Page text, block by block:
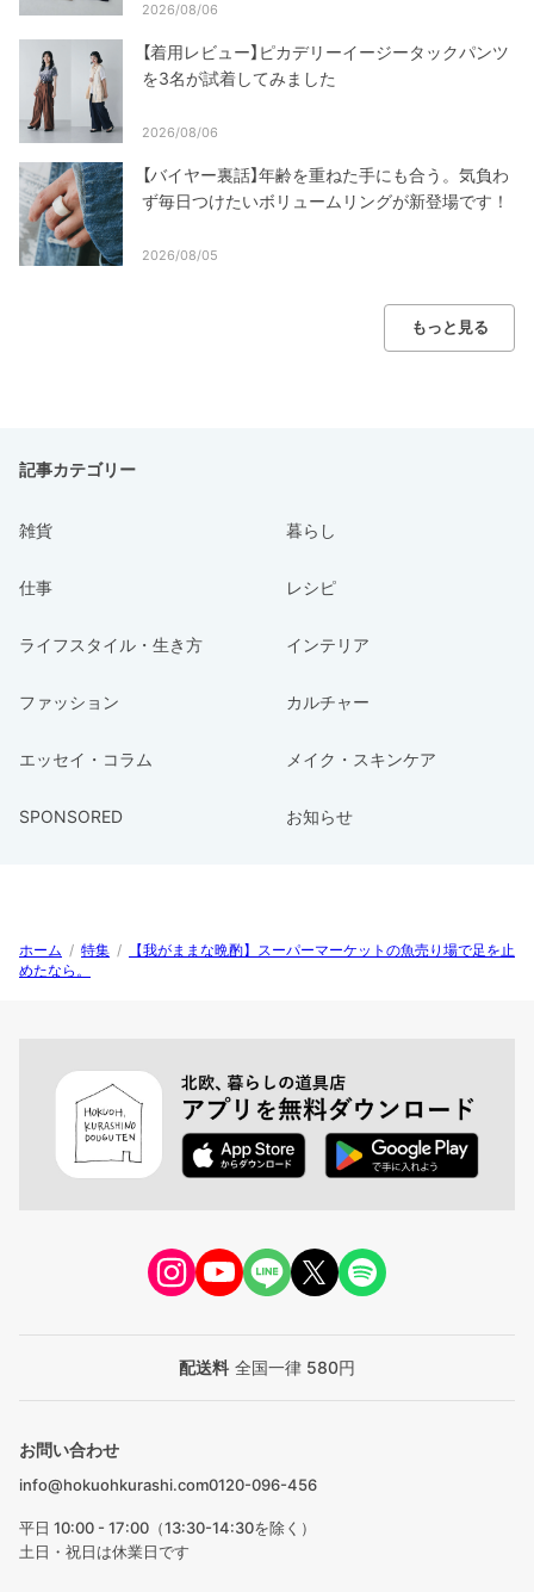
2026/08/06
【着用レビュー】ピカデリーイージータックパンツ
を3名が試着してみました
2026/08/06
【バイヤー裏話】年齢を重ねた手にも合う。気負わ
ず毎日つけたいボリュームリングが新登場です！
2026/08/05
もっと見る
記事カテゴリー
雑貨 暮らし
仕事 レシピ
ライフスタイル・生き方 インテリア
ファッション カルチャー
エッセイ・コラム メイク・スキンケア
SPONSORED お知らせ
ホーム / 特集 /
【我がままな晩酌】スーパーマーケットの魚売り場で足を止
めたなら。
配送料 全国一律 580円
お問い合わせ
info@hokuohkurashi.com0120-096-456
平日 10:00 - 17:00（13:30-14:30を除く）
土日・祝日は休業日です